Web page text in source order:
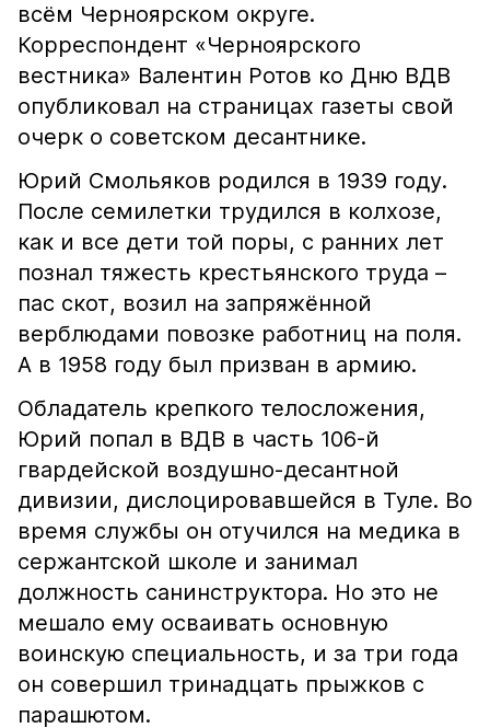
всём Черноярском округе.
Корреспондент «Черноярского
вестника» Валентин Ротов ко Дню ВДВ
опубликовал на страницах газеты свой
очерк о советском десантнике.
Юрий Смольяков родился в 1939 году.
После семилетки трудился в колхозе,
как и все дети той поры, с ранних лет
познал тяжесть крестьянского труда –
пас скот, возил на запряжённой
верблюдами повозке работниц на поля.
А в 1958 году был призван в армию.
Обладатель крепкого телосложения,
Юрий попал в ВДВ в часть 106-й
гвардейской воздушно-десантной
дивизии, дислоцировавшейся в Туле. Во
время службы он отучился на медика в
сержантской школе и занимал
должность санинструктора. Но это не
мешало ему осваивать основную
воинскую специальность, и за три года
он совершил тринадцать прыжков с
парашютом.